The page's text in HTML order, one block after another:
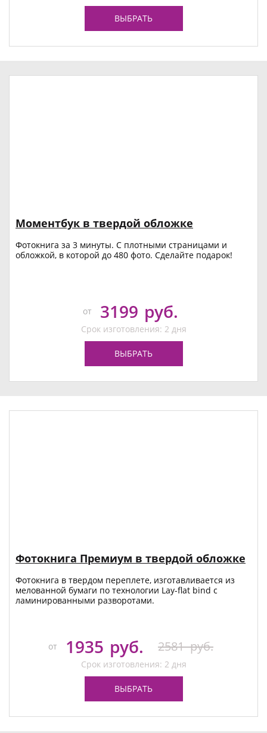
ВЫБРАТЬ
Моментбук в твердой обложке
Фотокнига за 3 минуты. С плотными страницами и
обложкой, в которой до 480 фото. Сделайте подарок!
от 3199 руб.
Срок изготовления: 2 дня
ВЫБРАТЬ
Фотокнига Премиум в твердой обложке
Фотокнига в твердом переплете, изготавливается из
мелованной бумаги по технологии Lay-flat bind с
ламинированными разворотами.
от 1935 руб. 2581 руб.
Срок изготовления: 2 дня
ВЫБРАТЬ